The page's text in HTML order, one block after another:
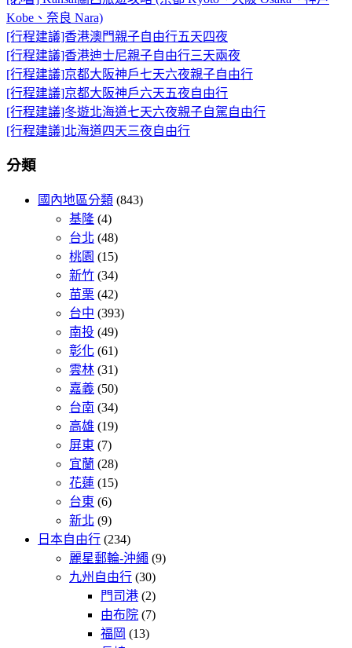
Kobe、奈良 Nara)
[行程建議]香港澳門親子自由行五天四夜
[行程建議]香港迪士尼親子自由行三天兩夜
[行程建議]京都大阪神戶七天六夜親子自由行
[行程建議]京都大阪神戶六天五夜自由行
[行程建議]冬遊北海道七天六夜親子自駕自由行
[行程建議]北海道四天三夜自由行
分類
國內地區分類 (843)
基隆 (4)
台北 (48)
桃園 (15)
新竹 (34)
苗栗 (42)
台中 (393)
南投 (49)
彰化 (61)
雲林 (31)
嘉義 (50)
台南 (34)
高雄 (19)
屏東 (7)
宜蘭 (28)
花蓮 (15)
台東 (6)
新北 (9)
日本自由行 (234)
麗星郵輪-沖繩 (9)
九州自由行 (30)
門司港 (2)
由布院 (7)
福岡 (13)